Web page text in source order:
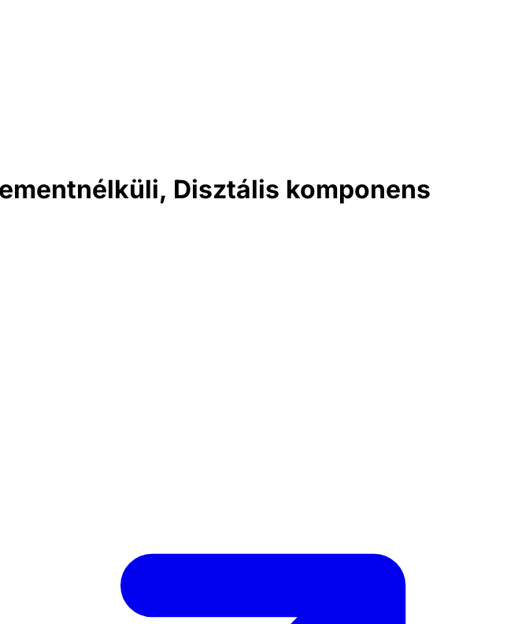
Disztális komponens